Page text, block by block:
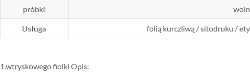
próbki
Usługa folią kurczliwą / sitodruku /
1.wtryskowego fiolki Opis: